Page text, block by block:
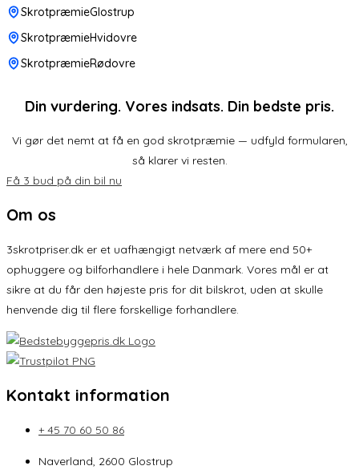
SkrotpræmieGlostrup
SkrotpræmieHvidovre
SkrotpræmieRødovre
Din vurdering. Vores indsats. Din bedste pris.
Vi gør det nemt at få en god skrotpræmie — udfyld formularen,
så klarer vi resten.
Få 3 bud på din bil nu
Om os
3skrotpriser.dk er et uafhængigt netværk af mere end 50+
ophuggere og bilforhandlere i hele Danmark. Vores mål er at
sikre at du får den højeste pris for dit bilskrot, uden at skulle
henvende dig til flere forskellige forhandlere.
Kontakt information
+ 45 70 60 50 86
Naverland, 2600 Glostrup